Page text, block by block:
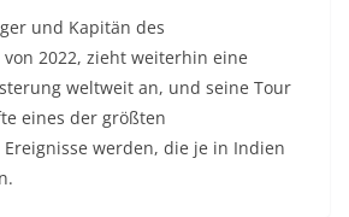
und Kapitän des
2022, zieht weiterhin eine
weltweit an, und seine Tour
eines der größten
werden, die je in Indien